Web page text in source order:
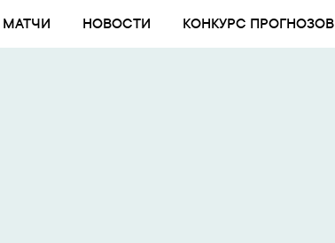
МАТЧИ НОВОСТИ КОНКУРС ПРОГНОЗОВ